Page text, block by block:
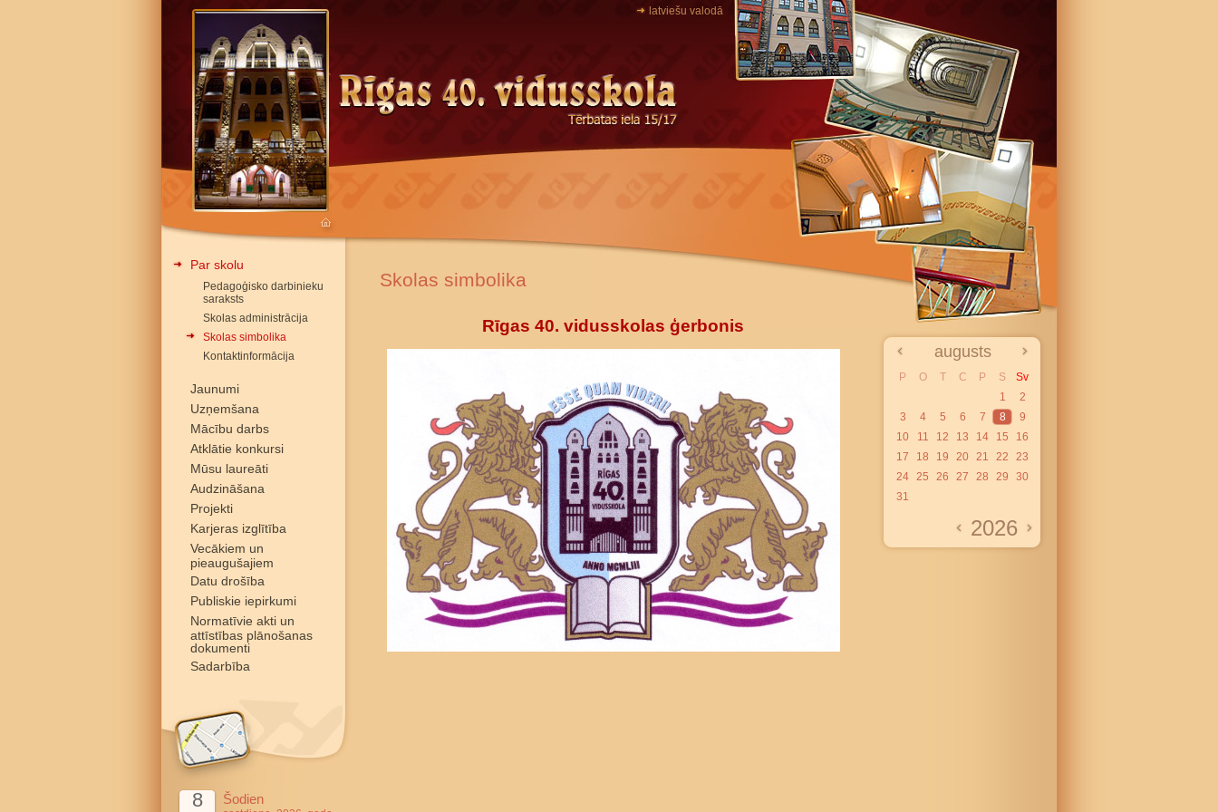
latviešu valodā
Par skolu
Pedagoģisko darbinieku
saraksts
Skolas administrācija
Skolas simbolika
Kontaktinformācija
Jaunumi
Uzņemšana
Mācību darbs
Atklātie konkursi
Mūsu laureāti
Audzināšana
Projekti
Karjeras izglītība
Vecākiem un
pieaugušajiem
Datu drošība
Publiskie iepirkumi
Normatīvie akti un
attīstības plānošanas
dokumenti
Sadarbība
8 Šodien
Skolas simbolika
Rīgas 40. vidusskolas ģerbonis
augusts
P O T C P S
Sv
1
2
3
4 5 6 7 8
9
10
11 12 13 14 15
16
17
18 19 20 21 22
23
24 25 26 27 28 29
30
31
2026